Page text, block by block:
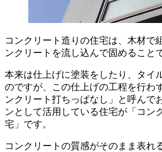
コンクリート造りの住宅は、木材で
ンクリートを流し込んで固めること
本来は仕上げに塗装をしたり、タイ
のですが、この仕上げの工程を行わ
ンクリート打ちっぱなし」と呼んで
ンとして活用している住宅が「コン
宅」です。
コンクリートの質感がそのまま表れ